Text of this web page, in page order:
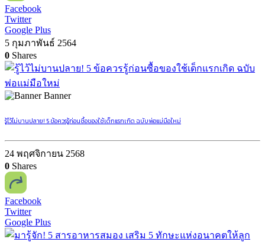
Facebook
Twitter
Google Plus
5 กุมภาพันธ์ 2564
0 Shares
Banner
รู้ไว้ไม่บานปลาย! 5 ข้อควรรู้ก่อนซื้อของใช้เด็กแรกเกิด ฉบับพ่อแม่มือใหม่
24 พฤศจิกายน 2568
0 Shares
Facebook
Twitter
Google Plus